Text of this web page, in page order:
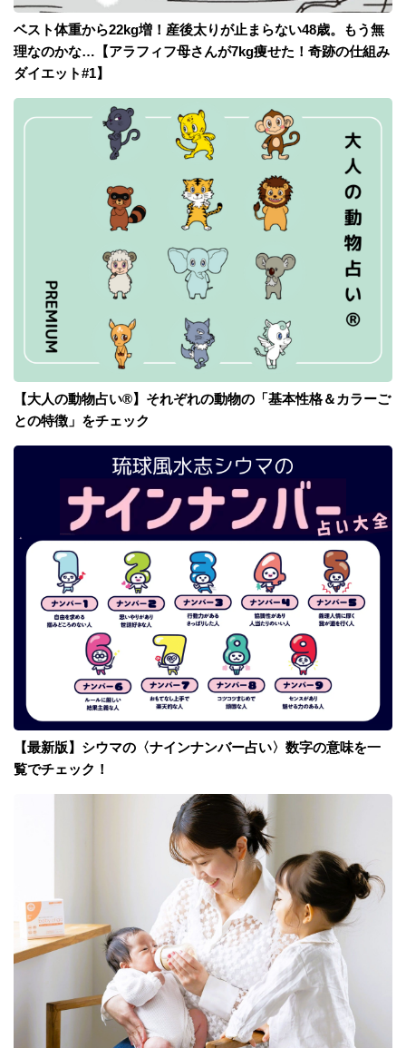
ベスト体重から22kg増！産後太りが止まらない48歳。もう無
理なのかな…【アラフィフ母さんが7kg痩せた！奇跡の仕組み
ダイエット#1】
【大人の動物占い®】それぞれの動物の「基本性格＆カラーご
との特徴」をチェック
【最新版】シウマの〈ナインナンバー占い〉数字の意味を一
覧でチェック！